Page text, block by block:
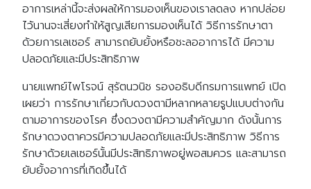
อาการเหล่านี้จะส่งผลให้การมองเห็นของเราลดลง หากปล่อย
ไว้นานจะเสี่ยงทำให้สูญเสียการมองเห็นได้ วิธีการรักษาตา
ด้วยการเลเซอร์ สามารถยับยั้งหรือชะลออาการได้ มีความ
ปลอดภัยและมีประสิทธิภาพ
นายแพทย์ไพโรจน์ สุรัตนวนิช รองอธิบดีกรมการแพทย์ เปิด
เผยว่า การรักษาเกี่ยวกับดวงตามีหลากหลายรูปแบบต่างกัน
ตามอาการของโรค ซึ่งดวงตามีความสำคัญมาก ดังนั้นการ
รักษาดวงตาควรมีความปลอดภัยและมีประสิทธิภาพ วิธีการ
รักษาด้วยเลเซอร์นั้นมีประสิทธิภาพอยู่พอสมควร และสามารถ
ยับยั้งอาการที่เกิดขึ้นได้